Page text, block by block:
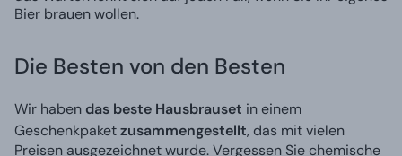
Bier brauen wollen.
Die Besten von den Besten
Wir haben das beste Hausbrauset in einem
Geschenkpaketzusammengestellt, das mit vielen
Preisen ausgezeichnet wurde. Vergessen Sie chemische